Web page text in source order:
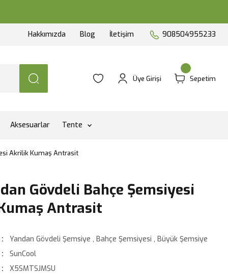
Hakkımızda Blog İletişim 908504955233
Üye Girişi Sepetim
Aksesuarlar Tente
Akrilik Kumaş Antrasit
Gövdeli Bahçe Şemsiyesi
Antrasit
Yandan Gövdeli Şemsiye ,Bahçe Şemsiyesi ,Büyük Şemsiye
SunCool
X5SMTSJMSU